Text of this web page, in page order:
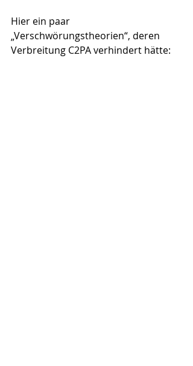
Hier ein paar
„Verschwörungstheorien“, deren
Verbreitung C2PA verhindert hätte: